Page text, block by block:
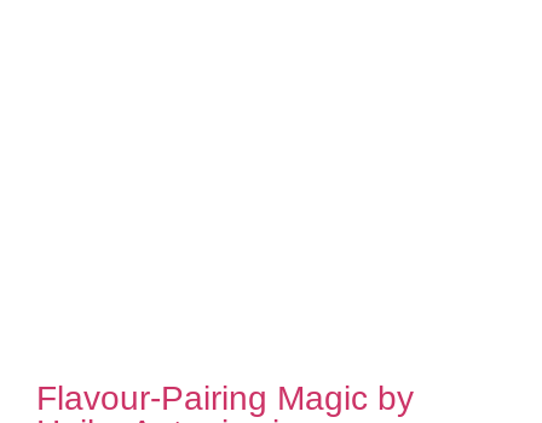
Flavour-Pairing Magic by